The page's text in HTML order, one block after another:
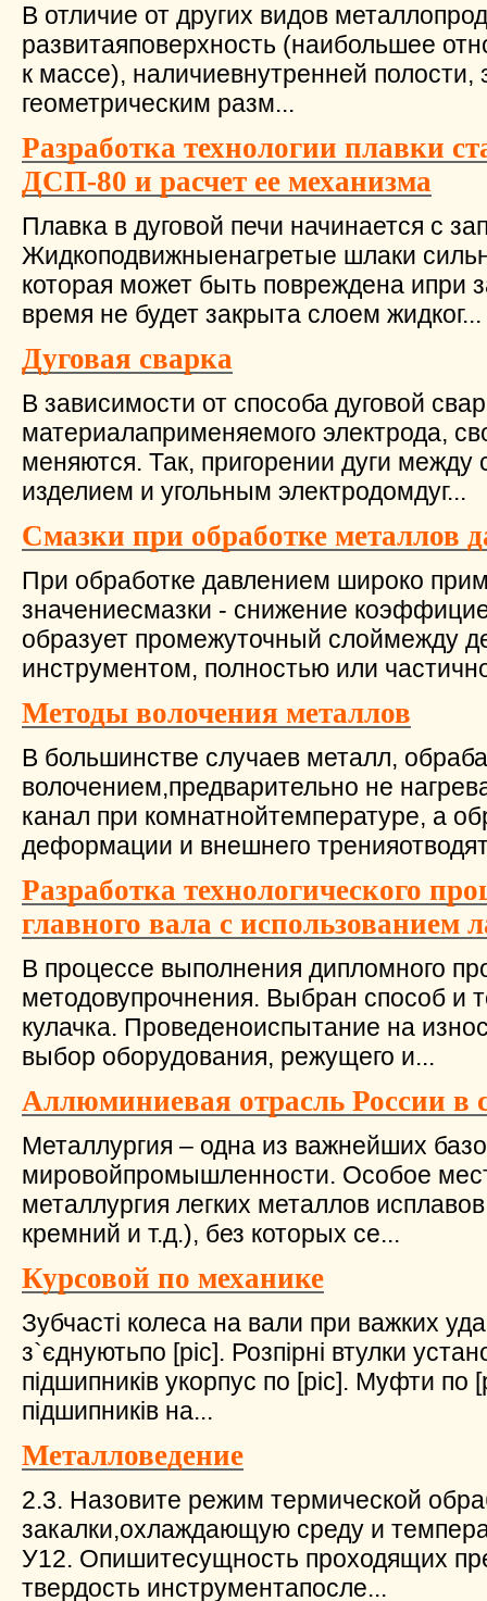
В отличие от других видов
развитаяповерхность (наибольшее
к массе), наличиевнутренней
геометрическим разм...
Разработка технологии плавки
ДСП-80 и расчет ее механизма
Плавка в дуговой печи начинается с
Жидкоподвижныенагретые шлаки
которая может быть повреждена ипри
время не будет закрыта слоем жидког...
Дуговая сварка
В зависимости от способа дуговой
материалаприменяемого электрода,
меняются. Так, пригорении дуги
изделием и угольным электродомдуг...
Смазки при обработке металлов
При обработке давлением широко
значениесмазки - снижение
образует промежуточный слоймежду
инструментом, полностью или
Методы волочения металлов
В большинстве случаев металл,
волочением,предварительно не
канал при комнатнойтемпературе, а
деформации и внешнего
Разработка технологического
главного вала с использованием
В процессе выполнения дипломного
методовупрочнения. Выбран способ и
кулачка. Проведеноиспытание на
выбор оборудования, режущего и...
Аллюминиевая отрасль России в
Металлургия – одна из важнейших
мировойпромышленности. Особое
металлургия легких металлов
кремний и т.д.), без которых се...
Курсовой по механике
Зубчасті колеса на вали при важких
з`єднуютьпо [pic]. Розпірні втулки
підшипників укорпус по [pic]. Муфти по
підшипників на...
Металловедение
2.3. Назовите режим термической
закалки,охлаждающую среду и
У12. Опишитесущность проходящих
твердость инструментапосле...